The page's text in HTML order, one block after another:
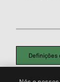
Definições